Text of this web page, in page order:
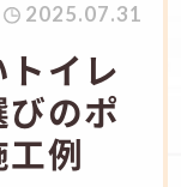
2025.07.31
イレ
のポ
例